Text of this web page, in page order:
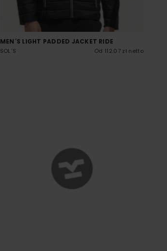
MEN´S LIGHT PADDED JACKET RIDE
SOL´S Od 112.07 zł netto